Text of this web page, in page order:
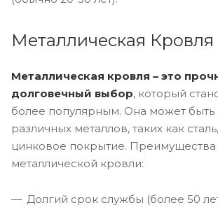
Металлическая Кровля
Металлическая кровля – это
долговечный выбор, который
более популярным. Она может быть
различных металлов, таких как
цинковое покрытие. Преимущества
металлической кровли:
Долгий срок службы (более 50